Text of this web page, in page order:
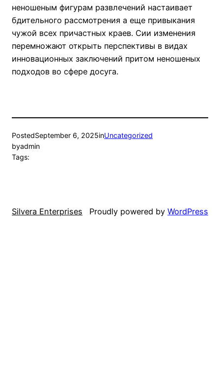
неношеным фигурам развлечений настаивает
бдительного рассмотрения а еще привыкания
чужой всех причастных краев. Сии изменения
перемножают открыть перспективы в видах
инновационных заключений притом неношеных
подходов во сфере досуга.
PostedSeptember 6, 2025inUncategorized
byadmin
Tags:
Silvera Enterprises Proudly powered by WordPress